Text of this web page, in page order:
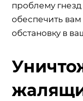
проблему
обеспечить
обстановку в